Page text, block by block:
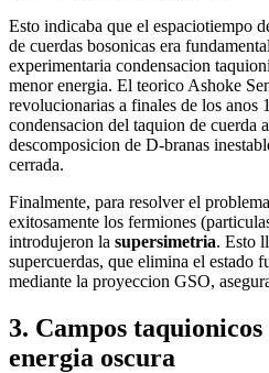
Esto indicaba que el espaciotiempo
de cuerdas bosonicas era
experimentaria condensacion
menor energia. El teorico Ashoke
revolucionarias a finales de los anos
condensacion del taquion de cuerda
descomposicion de D-branas
cerrada.
Finalmente, para resolver el
exitosamente los fermiones
introdujeron la supersimetria. Esto
supercuerdas, que elimina el estado
mediante la proyeccion GSO,
3. Campos
energia oscura